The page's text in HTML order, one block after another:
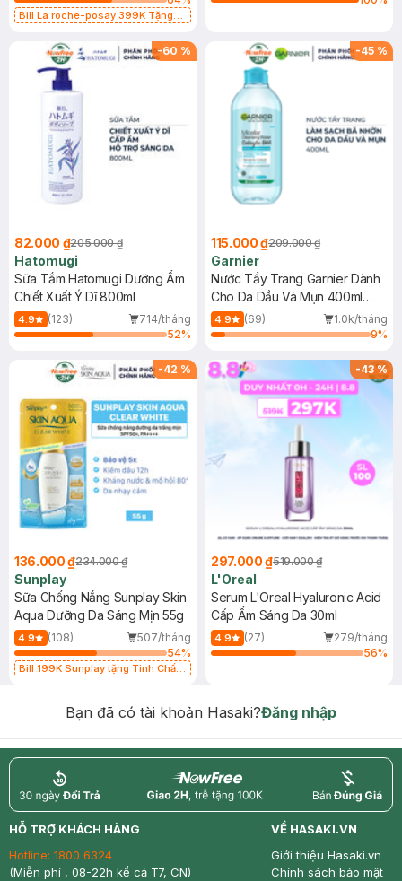
Bill La roche-posay 399K Tặng
(SL có hạn)
-60 %
82.000 ₫205.000 ₫
Hatomugi
Sữa Tắm Hatomugi Dưỡng Ẩm
Chiết Xuất Ý Dĩ 800ml
4.9 (123)
714/tháng
52%
-45 %
115.000 ₫209.000 ₫
Garnier
Nước Tẩy Trang Garnier Dành
Cho Da Dầu Và Mụn 400ml
(Mới)
4.9 (69)
1.0k/tháng
9%
-42 %
136.000 ₫234.000 ₫
Sunplay
Sữa Chống Nắng Sunplay Skin
Aqua Dưỡng Da Sáng Mịn 55g
4.9 (108)
507/tháng
54%
Bill 199K Sunplay tặng Tinh Chất
-43%
297.000 ₫519.000 ₫
L'Oreal
Serum L'Oreal Hyaluronic Acid
Cấp Ẩm Sáng Da 30ml
4.9 (27)
279/tháng
56%
Bạn đã có tài khoản Hasaki?Đăng nhập
return nowfree price
HỖ TRỢ KHÁCH HÀNG
Hotline: 1800 6324
(Miễn phí , 08-22h kể cả T7, CN)
VỀ HASAKI.VN
Giới thiệu Hasaki.vn
Chính sách bảo mật